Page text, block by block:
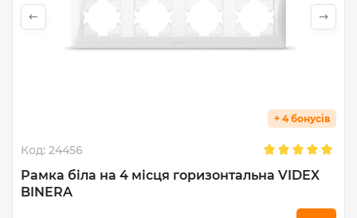
+ 4 бонусів
Код: 24456
Рамка біла на 4 місця горизонтальна VIDEX
BINERA